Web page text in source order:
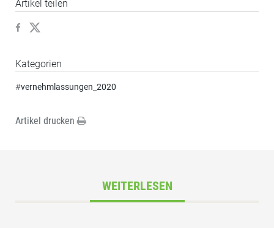
Artikel teilen
Kategorien
#vernehmlassungen_2020
Artikel drucken
WEITERLESEN